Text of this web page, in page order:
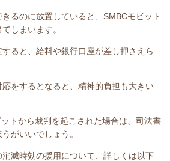
るのに放置していると、SMBCモビット
しまいます。
ると、給料や銀行口座が差し押さえら
をするとなると、精神的負担も大きい
トから裁判を起こされた場合は、司法書
がいいでしょう。
滅時効の援用について、詳しくは以下